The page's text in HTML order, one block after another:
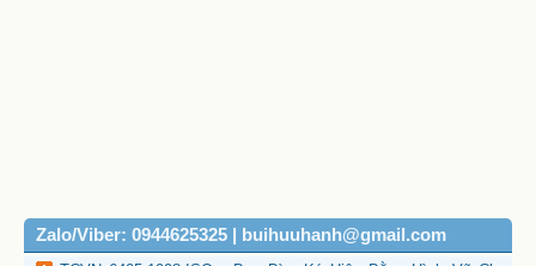
Zalo/Viber: 0944625325 | buihuuhanh@gmail.com